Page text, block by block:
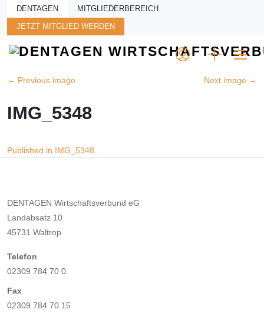
Skip to main content
DENTAGEN MITGLIEDERBEREICH
JETZT MITGLIED WERDEN
← Previous image Next image →
IMG_5348
Beitragsnavigation
Published in IMG_5348
DENTAGEN Wirtschaftsverbund eG
Landabsatz 10
45731 Waltrop
Telefon
02309 784 70 0
Fax
02309 784 70 15